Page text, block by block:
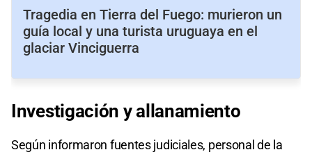
Tragedia en Tierra del Fuego: murieron un
guía local y una turista uruguaya en el
glaciar Vinciguerra
Investigación y allanamiento
Según informaron fuentes judiciales, personal de la